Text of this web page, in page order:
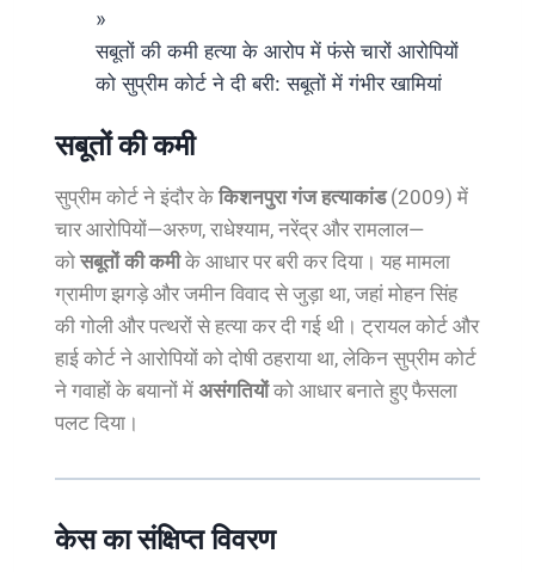
»
सबूतों की कमी हत्या के आरोप में फंसे चारों आरोपियों
को सुप्रीम कोर्ट ने दी बरी: सबूतों में गंभीर खामियां
सबूतों की कमी
सुप्रीम कोर्ट ने इंदौर के किशनपुरा गंज हत्याकांड(2009) में
चार आरोपियों—अरुण, राधेश्याम, नरेंद्र और रामलाल—
को सबूतों की कमीके आधार पर बरी कर दिया। यह मामला
ग्रामीण झगड़े और जमीन विवाद से जुड़ा था, जहां मोहन सिंह
की गोली और पत्थरों से हत्या कर दी गई थी। ट्रायल कोर्ट और
हाई कोर्ट ने आरोपियों को दोषी ठहराया था, लेकिन सुप्रीम कोर्ट
ने गवाहों के बयानों में असंगतियोंको आधार बनाते हुए फैसला
पलट दिया।
केस का संक्षिप्त विवरण